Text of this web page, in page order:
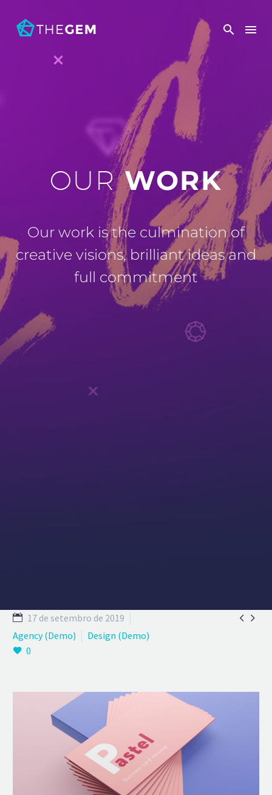
OURWORK
Our work is the culmination of
creative visions, brilliant ideas and
full commitment
 
17 de setembro de 2019
Agency (Demo)
Design (Demo)
0